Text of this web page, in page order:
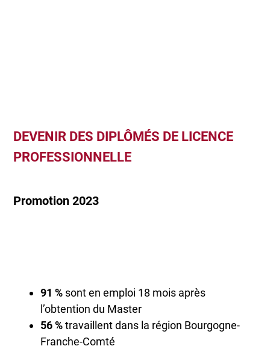
DEVENIR DES DIPLÔMÉS DE LICENCE
PROFESSIONNELLE
Promotion 2023
91 % sont en emploi 18 mois après
l’obtention du Master
56 %travaillent dans la région Bourgogne-
Franche-Comté